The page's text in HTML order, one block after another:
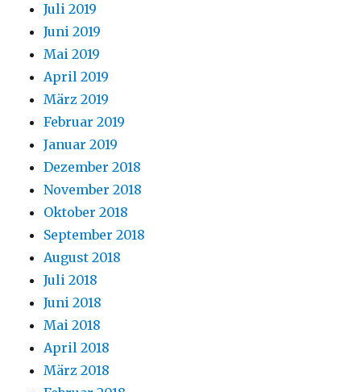
Juli 2019
Juni 2019
Mai 2019
April 2019
März 2019
Februar 2019
Januar 2019
Dezember 2018
November 2018
Oktober 2018
September 2018
August 2018
Juli 2018
Juni 2018
Mai 2018
April 2018
März 2018